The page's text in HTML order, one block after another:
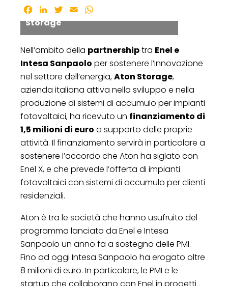
Facebook
LinkedInTwitter
Email
Ettore Uguzzoni, Ceo di Aton
Storage
Nell’ambito della partnershiptra Enel e
Intesa Sanpaolo per sostenere l’innovazione
nel settore dell’energia,Aton Storage,
azienda italiana attiva nello sviluppo e nella
produzione di sistemi di accumulo per impianti
fotovoltaici, ha ricevuto un finanziamento di
1,5 milioni di euro a supporto delle proprie
attività. Il finanziamento servirà in particolare a
sostenere l’accordo che Aton ha siglato con
Enel X, e che prevede l’offerta di impianti
fotovoltaici con sistemi di accumulo per clienti
residenziali.
Aton è tra le società che hanno usufruito del
programma lanciato da Enel e Intesa
Sanpaolo un anno fa a sostegno delle PMI.
Fino ad oggi Intesa Sanpaolo ha erogato oltre
8 milioni di euro. In particolare, le PMI e le
startup che collaborano con Enel in progetti